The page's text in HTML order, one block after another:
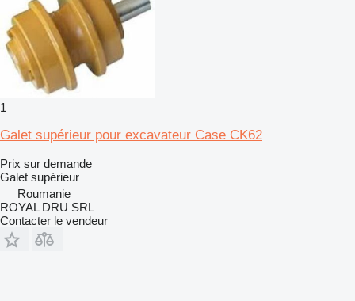
1
Galet supérieur pour excavateur Case CK62
Prix sur demande
Galet supérieur
Roumanie
ROYAL DRU SRL
Contacter le vendeur